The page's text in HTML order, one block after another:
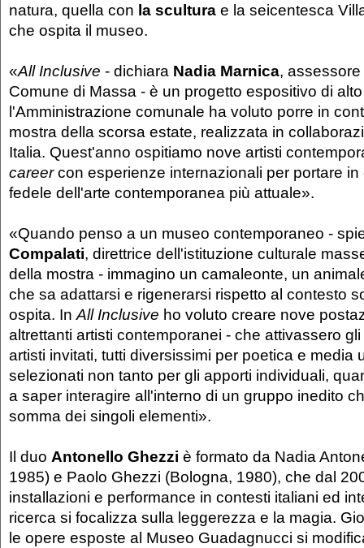
natura, quella con la scultura e la seicentesca
che ospita il museo.
«All Inclusive - dichiara Nadia Marnica,
Comune di Massa - è un progetto espositivo di
l'Amministrazione comunale ha voluto porre in
mostra della scorsa estate, realizzata in
Italia. Quest'anno ospitiamo nove artisti
careercon esperienze internazionali per portare
fedele dell'arte contemporanea più attuale».
«Quando penso a un museo contemporaneo -
Compalati, direttrice dell'istituzione culturale
della mostra - immagino un camaleonte, un
che sa adattarsi e rigenerarsi rispetto al contesto
ospita. In All Inclusive ho voluto creare nove
altrettanti artisti contemporanei - che attivassero
artisti invitati, tutti diversissimi per poetica e media
selezionati non tanto per gli apporti individuali,
a saper interagire all'interno di un gruppo inedito
somma dei singoli elementi».
Il duo Antonello Ghezzi è formato da Nadia
1985) e Paolo Ghezzi (Bologna, 1980), che dal
installazioni e performance in contesti italiani ed
ricerca si focalizza sulla leggerezza e la magia.
le opere esposte al Museo Guadagnucci si